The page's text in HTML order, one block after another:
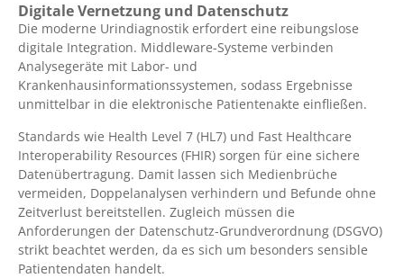
Digitale Vernetzung und Datenschutz
Die moderne Urindiagnostik erfordert eine reibungslose
digitale Integration. Middleware-Systeme verbinden
Analysegeräte mit Labor- und
Krankenhausinformationssystemen, sodass Ergebnisse
unmittelbar in die elektronische Patientenakte einfließen.
Standards wie Health Level 7 (HL7) und Fast Healthcare
Interoperability Resources (FHIR) sorgen für eine sichere
Datenübertragung. Damit lassen sich Medienbrüche
vermeiden, Doppelanalysen verhindern und Befunde ohne
Zeitverlust bereitstellen. Zugleich müssen die
Anforderungen der Datenschutz-Grundverordnung (DSGVO)
strikt beachtet werden, da es sich um besonders sensible
Patientendaten handelt.